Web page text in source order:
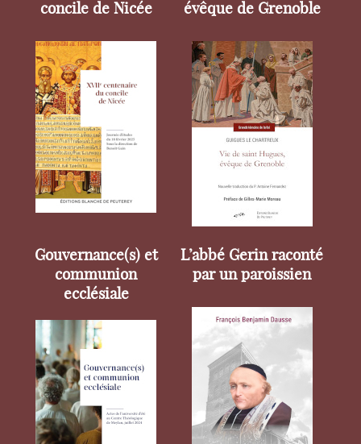
concile de Nicée
évêque de Grenoble
Gouvernance(s) et
communion
ecclésiale
L’abbé Gerin raconté
par un paroissien